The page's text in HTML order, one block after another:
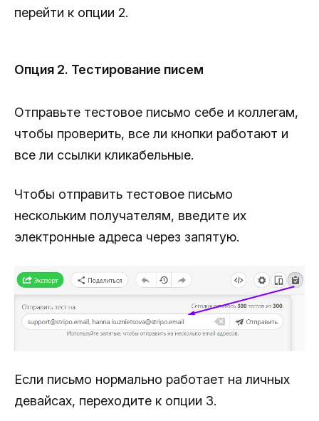
перейти к опции 2.
Опция 2. Тестирование писем
Отправьте тестовое письмо себе и коллегам,
чтобы проверить, все ли кнопки работают и
все ли ссылки кликабельные.
Чтобы отправить тестовое письмо
нескольким получателям, введите их
электронные адреса через запятую.
Если письмо нормально работает на личных
девайсах, переходите к опции 3.